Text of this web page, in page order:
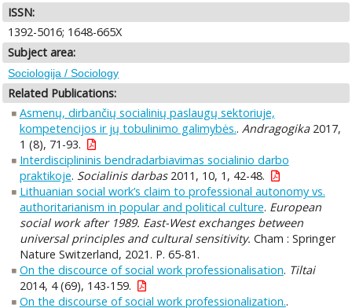
ISSN:
1392-5016; 1648-665X
Subject area:
Sociologija / Sociology
Related Publications:
Asmenų, dirbančių socialinių paslaugų sektoriuje,
kompetencijos ir jų tobulinimo galimybės.. Andragogika2017,
1 (8), 71-93.
Interdisciplininis bendradarbiavimas socialinio darbo
praktikoje. Socialinis darbas2011, 10, 1, 42-48.
Lithuanian social work’s claim to professional autonomy vs.
authoritarianism in popular and political culture. European
social work after 1989. East-West exchanges between
universal principles and cultural sensitivity. Cham : Springer
Nature Switzerland, 2021. P. 65-81.
On the discource of social work professionalisation. Tiltai
2014, 4 (69), 143-159.
On the discourse of social work professionalization..